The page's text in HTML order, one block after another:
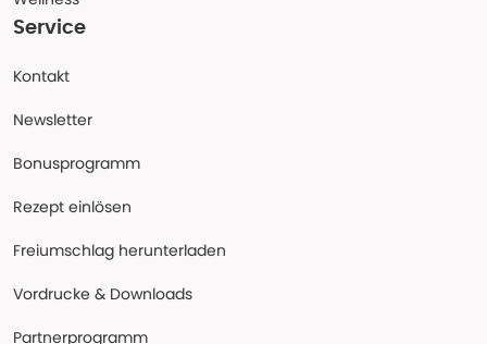
Service
Kontakt
Newsletter
Bonusprogramm
Rezept einlösen
Freiumschlag herunterladen
Vordrucke & Downloads
Partnerprogramm